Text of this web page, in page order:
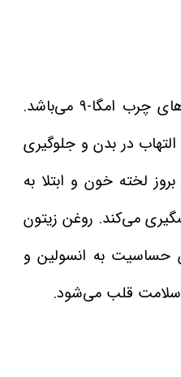
روغن زیتون سرشار از اسیدهای چرب امگا-9 می‌باشد.
التهاب در بدن و جلوگیری
لخته خون و ابتلا به
می‌‌کند. روغن زیتون
حساسیت به انسولین و
سلامت قلب می‌شود.